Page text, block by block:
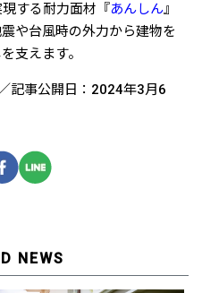
する耐力面材『あんしん』
や台風時の外力から建物を
支えます。
記事公開日：2024年3月6
NEWS